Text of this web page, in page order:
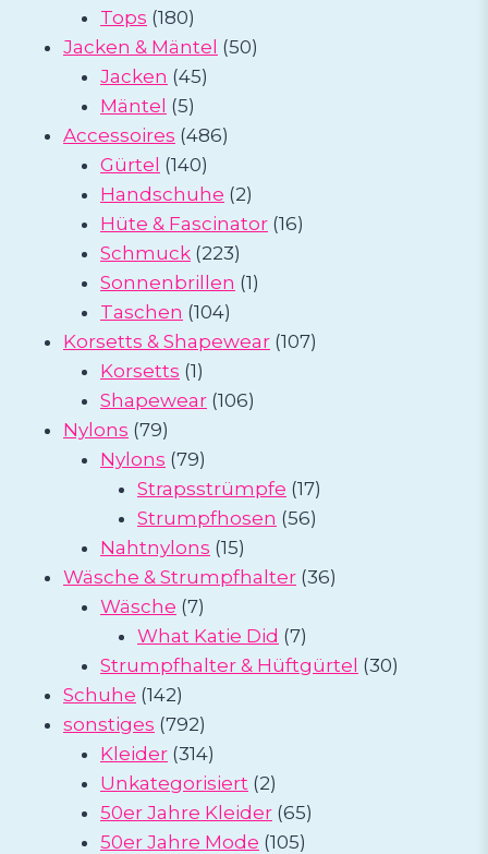
Tops 180180
Produkte
Jacken & Mäntel 5050
Jacken 4545
Mäntel 55
Produkte
Accessoires 486486
Gürtel 140140
Produkte
Handschuhe 22
Produkte
Hüte & Fascinator 1616
Schmuck 223223
Produkte
Sonnenbrillen 11
Taschen 104104
Produkte
Korsetts & Shapewear 107107
Korsetts 11
Produkt
Shapewear 106106
Nylons 7979
Produkte
Nylons 7979
Produkte
Strapsstrümpfe 1717
Produkte
Strumpfhosen 5656
Nahtnylons 1515
Produkte
Wäsche & Strumpfhalter 3636
Wäsche 77
Produkte
What Katie Did 77
Produkte
Strumpfhalter & Hüftgürtel 3030
Schuhe 142142
Produkte
sonstiges 792792
Produkte
Kleider 314314
Produkte
Unkategorisiert 22
Produkte
50er Jahre Kleider 6565
50er Jahre Mode 105105